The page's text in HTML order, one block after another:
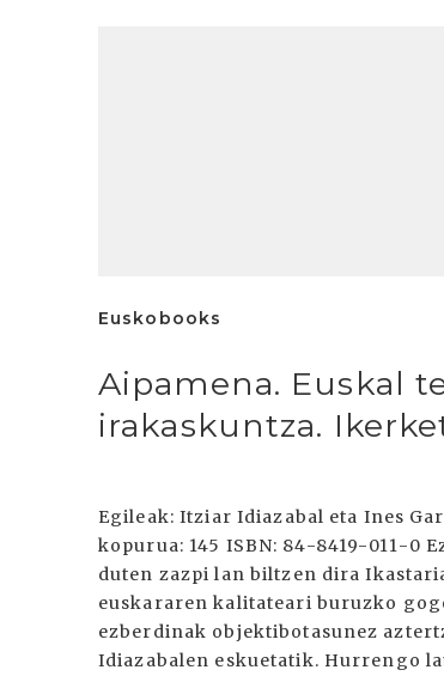
Euskobooks
Aipamena. Euskal
irakaskuntza.
Egileak: Itziar Idiazabal eta Ines
kopurua: 145 ISBN: 84-8419-011-
duten zazpi lan biltzen dira
euskararen kalitateari buruzko
ezberdinak objektibotasunez
Idiazabalen eskuetatik. Hurrengo